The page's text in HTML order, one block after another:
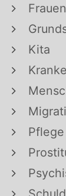
Frauen
Kita
Pflege